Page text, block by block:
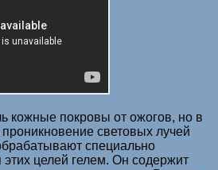
кожные покровы от ожогов, но в
световых лучей
специально
целей гелем. Он содержит